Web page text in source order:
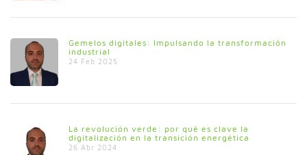
Gemelos digitales: Impulsando la transformación
industrial
24 Feb 2025
La revolución verde: por qué es clave la
digitalización en la transición energética
26 Abr 2024